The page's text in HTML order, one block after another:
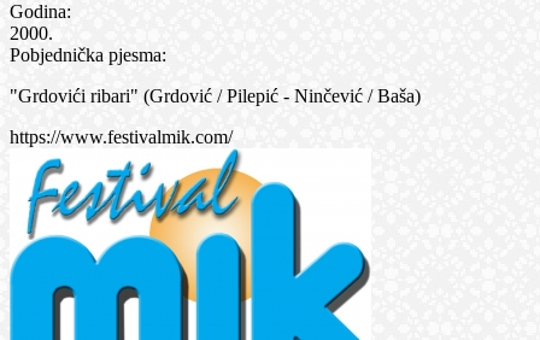
Godina:
2000.
Pobjednička pjesma:
"Grdovići ribari" (Grdović / Pilepić - Ninčević / Baša)
https://www.festivalmik.com/